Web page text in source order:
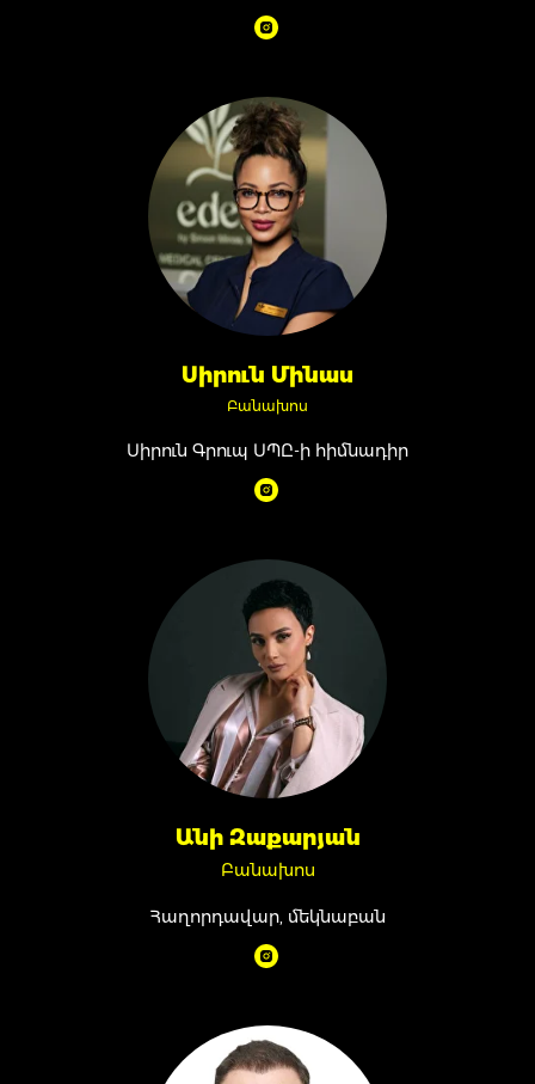
Սիրուն Մինաս
Բանախոս
Սիրուն Գրուպ ՍՊԸ-ի հիմնադիր
Անի Զաքարյան
Բանախոս
Հաղորդավար, մեկնաբան